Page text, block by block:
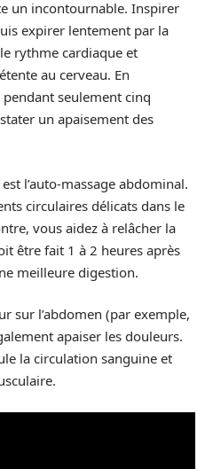
un incontournable. Inspirer
expirer lentement par la
rythme cardiaque et
au cerveau. En
seulement cinq
un apaisement des
l’auto-massage abdominal.
circulaires délicats dans le
vous aidez à relâcher la
être fait 1 à 2 heures après
meilleure digestion.
sur l’abdomen (par exemple,
apaiser les douleurs.
la circulation sanguine et